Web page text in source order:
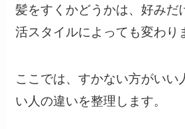
髪をすくかどうかは、好みだ
活スタイルによっても変わり
ここでは、すかない方がいい
い人の違いを整理します。